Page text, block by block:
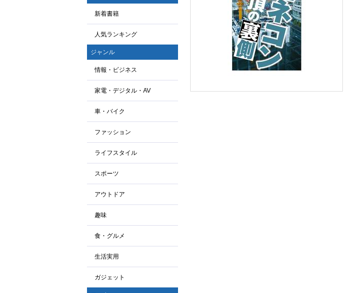
新着書籍
人気ランキング
ジャンル
情報・ビジネス
家電・デジタル・AV
車・バイク
ファッション
ライフスタイル
スポーツ
アウトドア
趣味
食・グルメ
生活実用
ガジェット